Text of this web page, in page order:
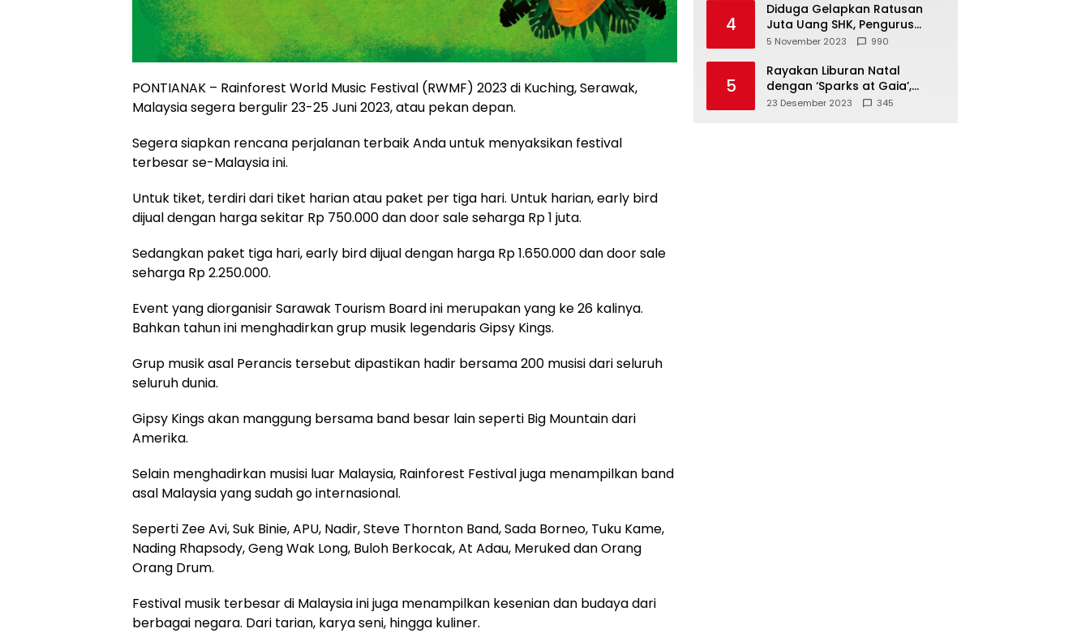
PONTIANAK – Rainforest World Music Festival (RWMF) 2023 di Kuching, Serawak,
Malaysia segera bergulir 23-25 Juni 2023, atau pekan depan.
Segera siapkan rencana perjalanan terbaik Anda untuk menyaksikan festival
terbesar se-Malaysia ini.
Untuk tiket, terdiri dari tiket harian atau paket per tiga hari. Untuk harian, early bird
dijual dengan harga sekitar Rp 750.000 dan door sale seharga Rp 1 juta.
Sedangkan paket tiga hari, early bird dijual dengan harga Rp 1.650.000 dan door sale
seharga Rp 2.250.000.
Event yang diorganisir Sarawak Tourism Board ini merupakan yang ke 26 kalinya.
Bahkan tahun ini menghadirkan grup musik legendaris Gipsy Kings.
Grup musik asal Perancis tersebut dipastikan hadir bersama 200 musisi dari seluruh
seluruh dunia.
Gipsy Kings akan manggung bersama band besar lain seperti Big Mountain dari
Amerika.
Selain menghadirkan musisi luar Malaysia, Rainforest Festival juga menampilkan band
asal Malaysia yang sudah go internasional.
Seperti Zee Avi, Suk Binie, APU, Nadir, Steve Thornton Band, Sada Borneo, Tuku Kame,
Nading Rhapsody, Geng Wak Long, Buloh Berkocak, At Adau, Meruked dan Orang
Orang Drum.
Festival musik terbesar di Malaysia ini juga menampilkan kesenian dan budaya dari
berbagai negara. Dari tarian, karya seni, hingga kuliner.
4
Diduga Gelapkan Ratusan
Juta Uang SHK, Pengurus
Koperasi SUB Dilaporkan ke
5 November 2023 990
5
Rayakan Liburan Natal
dengan ‘Sparks at Gaia’,
Sajikan Tempat Foto Estetik
23 Desember 2023 345